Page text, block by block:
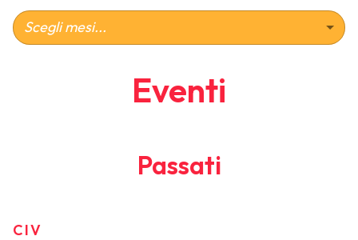
Scegli mesi...
Eventi
Passati
CIV